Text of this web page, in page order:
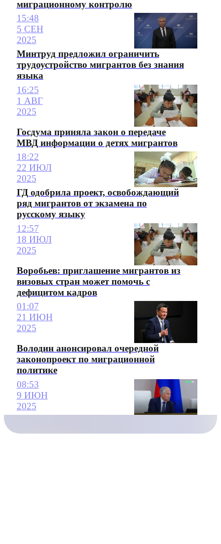
миграционному контролю
15:48
5 СЕН
2025
Минтруд предложил ограничить
трудоустройство мигрантов без знания
языка
16:25
1 АВГ
2025
Госдума приняла закон о передаче
МВД информации о детях мигрантов
18:22
22 ИЮЛ
2025
ГД одобрила проект, освобождающий
ряд мигрантов от экзамена по
русскому языку
12:57
18 ИЮЛ
2025
Воробьев: приглашение мигрантов из
визовых стран может помочь с
дефицитом кадров
01:07
21 ИЮН
2025
Володин анонсировал очередной
законопроект по миграционной
политике
08:53
9 ИЮН
2025